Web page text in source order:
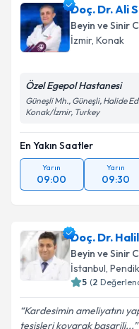
takvim
E-posta Adresiniz
Kişisel
'ni
kapsamda
Doç. Dr. Ali
Beyin ve Sinir
İzmir, Konak
Özel Egepol Hastanesi
Güneşli Mh., Güneşli, Halide
Konak/İzmir, Turkey
En Yakın Saatler
Yarın
09:00
Yarın
09:30
Doç. Dr.
Beyin ve Sinir
İstanbul, Pendik
5 (2
Kardesimin ameliyatını
teşisleri koyarak başarili...